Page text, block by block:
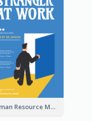
Human Resource Management Book Cover